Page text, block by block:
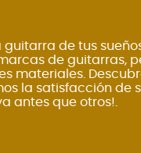
de tus
de guitarras,
materiales.
la satisfacción de
antes que otros!.